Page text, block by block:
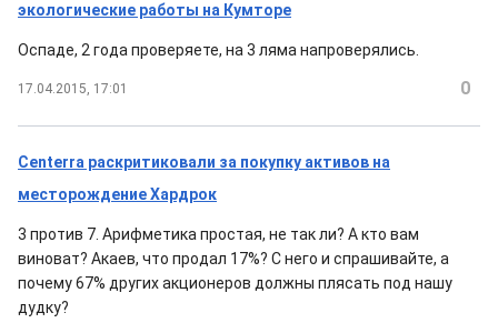
экологические работы на Кумторе
Оспаде, 2 года проверяете, на 3 ляма напроверялись.
17.04.2015, 17:01 0
Centerra раскритиковали за покупку активов на
месторождение Хардрок
3 против 7. Арифметика простая, не так ли? А кто вам
виноват? Акаев, что продал 17%? С него и спрашивайте, а
почему 67% других акционеров должны плясать под нашу
дудку?